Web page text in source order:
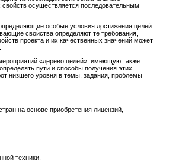
осуществляется последовательным
особые условия достижения целей.
свойства определяют те требования,
проекта и их качественных значений может
«дерево целей», имеющую также
пути и способы получения этих
низшего уровня в темы, задания, проблемы
на основе приобретения лицензий,
техники.